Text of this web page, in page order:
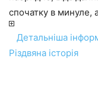
спочатку в минуле,
Детальніша
Різдвяна історія